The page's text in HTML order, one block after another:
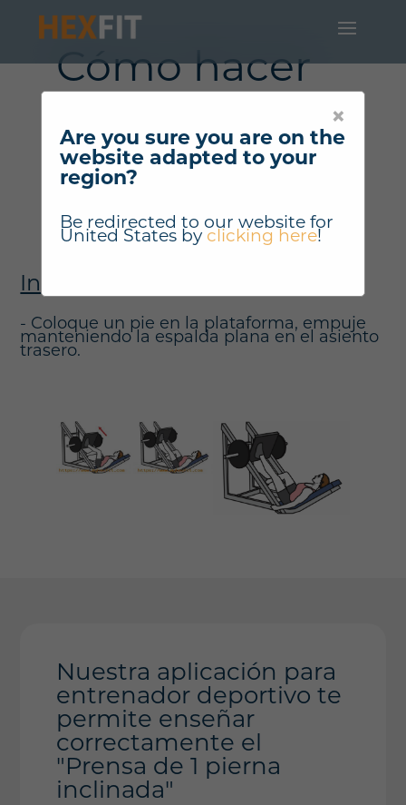
×
Are you sure you are on the
website adapted to your
region?
Be redirected to our website for
United Statesby clicking here!
Cómo hacer
"Prensa de 1
pierna
inclinada" ?
Instrucciones
- Coloque un pie en la plataforma, empuje
manteniendo la espalda plana en el asiento
trasero.
Nuestra aplicación para
entrenador deportivo te
permite enseñar
correctamente el
"Prensa de 1 pierna
inclinada"